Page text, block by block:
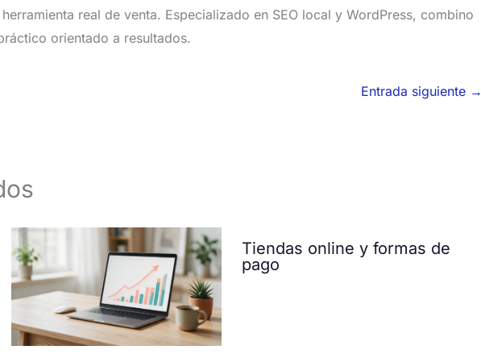
real de venta. Especializado en SEO local y WordPress, combino
orientado a resultados.
Entrada siguiente →
Tiendas online y formas de
pago